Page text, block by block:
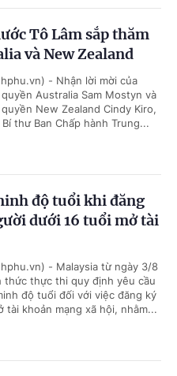
Tô Lâm sắp thăm
và New Zealand
- Nhận lời mời của
quyền Australia Sam Mostyn và
quyền New Zealand Cindy Kiro,
thư Ban Chấp hành Trung...
độ tuổi khi đăng
dưới 16 tuổi mở tài
- Malaysia từ ngày 3/8
thức thực thi quy định yêu cầu
độ tuổi đối với việc đăng ký
tài khoản mạng xã hội, nhằm...